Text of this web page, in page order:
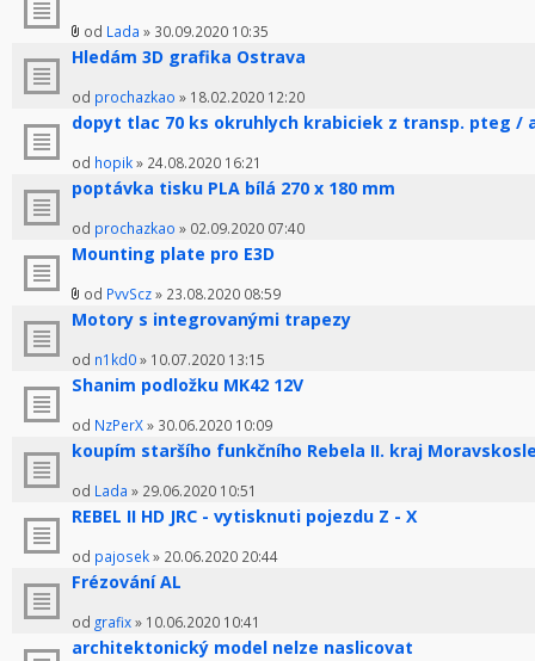
od Lada » 30.09.2020 10:35
Hledám 3D grafika Ostrava
od prochazkao » 18.02.2020 12:20
dopyt tlac 70 ks okruhlych krabiciek z transp. pteg /
od hopik» 24.08.2020 16:21
poptávka tisku PLA bílá 270 x 180 mm
od prochazkao » 02.09.2020 07:40
Mounting plate pro E3D
od PvvScz» 23.08.2020 08:59
Motory s integrovanými trapezy
od n1kd0» 10.07.2020 13:15
Shanim podložku MK42 12V
od NzPerX» 30.06.2020 10:09
koupím staršího funkčního Rebela II. kraj
od Lada » 29.06.2020 10:51
REBEL II HD JRC - vytisknuti pojezdu Z - X
od pajosek» 20.06.2020 20:44
Frézování AL
od grafix» 10.06.2020 10:41
architektonický model nelze naslicovat